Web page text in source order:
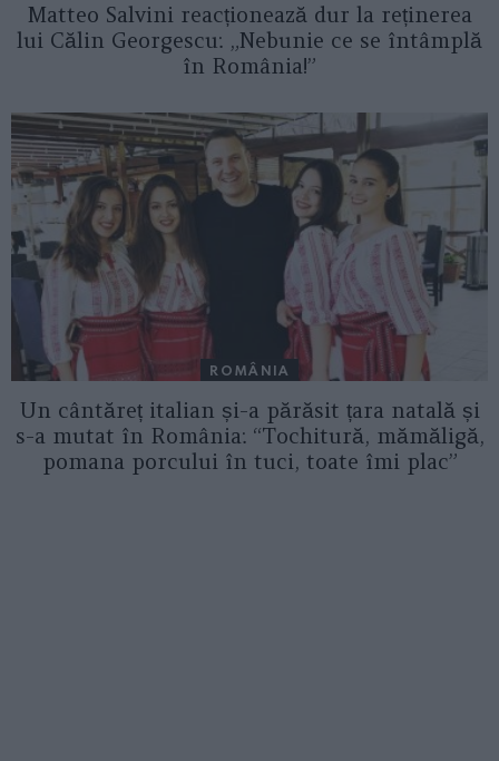
Matteo Salvini reacționează dur la reținerea
lui Călin Georgescu: „Nebunie ce se întâmplă
în România!”
ROMÂNIA
Un cântăreț italian și-a părăsit țara natală și
s-a mutat în România: “Tochitură, mămăligă,
pomana porcului în tuci, toate îmi plac”